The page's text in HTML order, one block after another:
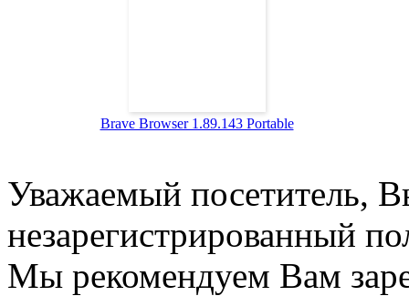
Brave Browser 1.89.143 Portable
Уважаемый посетитель,
незарегистрированный
Мы рекомендуем Вам